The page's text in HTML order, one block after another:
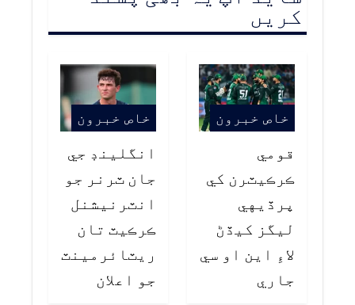
کریں
خاص خبرون
قومي
ڪرڪيٽرن کي
پرڏيهي
ليگز کيڏڻ
لاءِ اين او سي
جاري
خاص خبرون
انگلينڊ جي
جان ٽرنر جو
انٽرنيشنل
ڪرڪيٽ تان
ريٽائرمينٽ
جو اعلان